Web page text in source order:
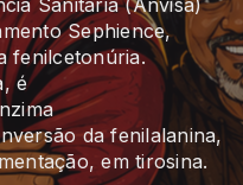
Sephience,
fenilcetonúria.
é
da fenilalanina,
em tirosina.